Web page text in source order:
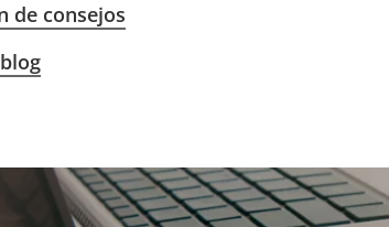
de consejos